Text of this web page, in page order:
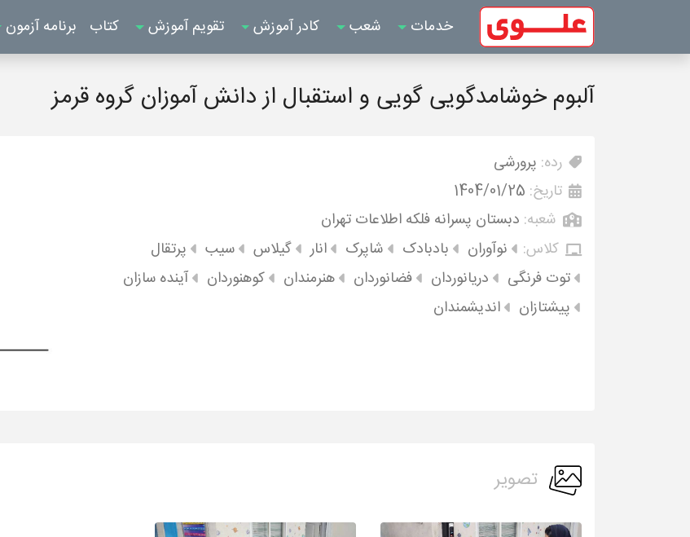
خدمات شعب کادر آموزش تقویم آموزش کتاب برنامه آزمون
آلبوم خوشامدگویی گویی و استقبال از دانش آموزان گروه قرمز
رده: پرورشی
تاریخ: 1404/01/25
شعبه: دبستان پسرانه فلکه اطلاعات تهران
کلاس:
نوآوران بادبادک شاپرک انار گیلاس سیب
پرتقال
توت فرنگی
دریانوردان فضانوردان هنرمندان کوهنوردان
آینده سازان
پیشتازان
اندیشمندان
تصویر